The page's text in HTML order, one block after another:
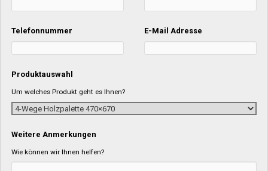
Telefonnummer E-Mail Adresse
Produktauswahl
Um welches Produkt geht es Ihnen?
Weitere Anmerkungen
Wie können wir Ihnen helfen?